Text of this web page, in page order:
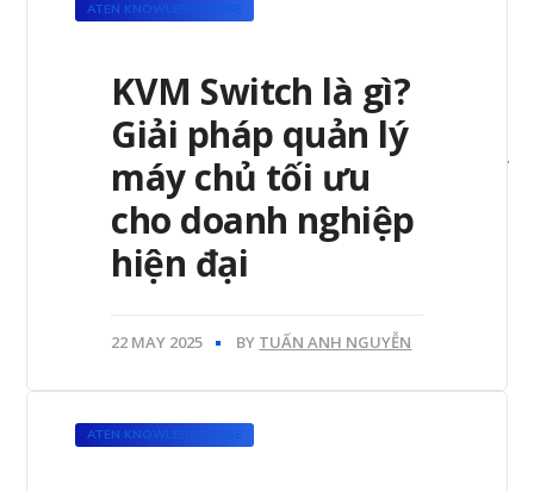
ATEN KNOWLEDGE BASE
KVM Switch là gì?
Giải pháp quản lý
máy chủ tối ưu
cho doanh nghiệp
hiện đại
22 MAY 2025 BY TUẤN ANH NGUYỄN
ATEN KNOWLEDGE BASE